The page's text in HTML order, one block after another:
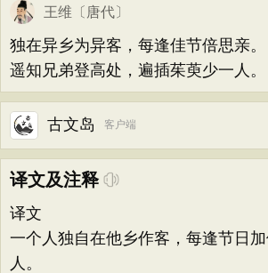
王维 〔唐代〕
独在异乡为异客，每逢佳节倍思亲。
遥知兄弟登高处，遍插茱萸少一人。
古文岛 客户端
译文及注释
译文
一个人独自在他乡作客，每逢节日
人。